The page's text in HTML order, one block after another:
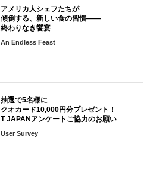
アメリカ人シェフたちが
傾倒する、新しい食の習慣――
終わりなき饗宴
An Endless Feast
抽選で5名様に
クオカード10,000円分プレゼント！
T JAPANアンケートご協力のお願い
User Survey